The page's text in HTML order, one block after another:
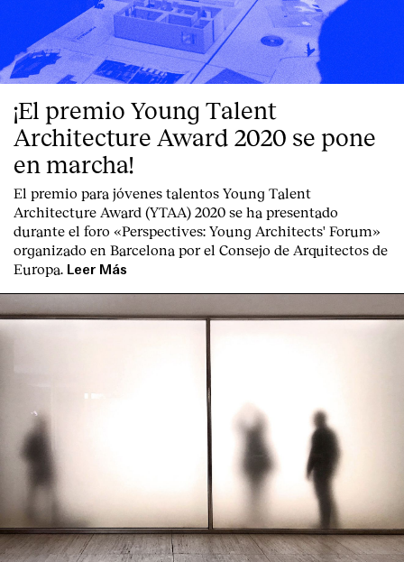
¡El premio Young Talent
Architecture Award 2020 se pone
en marcha!
El premio para jóvenes talentos Young Talent
Architecture Award (YTAA) 2020 se ha presentado
durante el foro «Perspectives: Young Architects' Forum»
organizado en Barcelona por el Consejo de Arquitectos de
Europa. Leer Más